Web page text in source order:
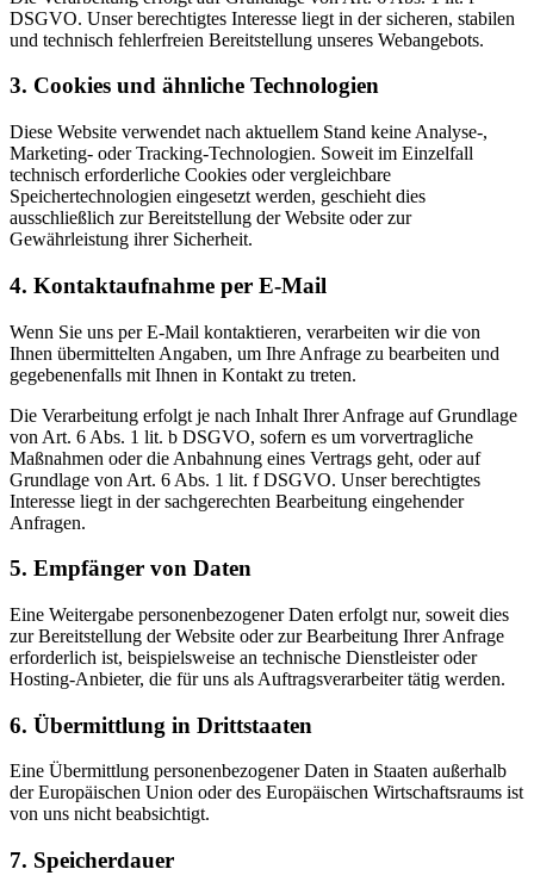
DSGVO. Unser berechtigtes Interesse liegt in der sicheren, stabilen
und technisch fehlerfreien Bereitstellung unseres Webangebots.
3. Cookies und ähnliche Technologien
Diese Website verwendet nach aktuellem Stand keine Analyse-,
Marketing- oder Tracking-Technologien. Soweit im Einzelfall
technisch erforderliche Cookies oder vergleichbare
Speichertechnologien eingesetzt werden, geschieht dies
ausschließlich zur Bereitstellung der Website oder zur
Gewährleistung ihrer Sicherheit.
4. Kontaktaufnahme per E-Mail
Wenn Sie uns per E-Mail kontaktieren, verarbeiten wir die von
Ihnen übermittelten Angaben, um Ihre Anfrage zu bearbeiten und
gegebenenfalls mit Ihnen in Kontakt zu treten.
Die Verarbeitung erfolgt je nach Inhalt Ihrer Anfrage auf Grundlage
von Art. 6 Abs. 1 lit. b DSGVO, sofern es um vorvertragliche
Maßnahmen oder die Anbahnung eines Vertrags geht, oder auf
Grundlage von Art. 6 Abs. 1 lit. f DSGVO. Unser berechtigtes
Interesse liegt in der sachgerechten Bearbeitung eingehender
Anfragen.
5. Empfänger von Daten
Eine Weitergabe personenbezogener Daten erfolgt nur, soweit dies
zur Bereitstellung der Website oder zur Bearbeitung Ihrer Anfrage
erforderlich ist, beispielsweise an technische Dienstleister oder
Hosting-Anbieter, die für uns als Auftragsverarbeiter tätig werden.
6. Übermittlung in Drittstaaten
Eine Übermittlung personenbezogener Daten in Staaten außerhalb
der Europäischen Union oder des Europäischen Wirtschaftsraums ist
von uns nicht beabsichtigt.
7. Speicherdauer